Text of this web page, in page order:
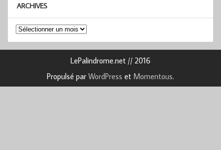
ARCHIVES
Archives
LePalindrome.net // 2016
Propulsé par WordPress et Momentous.